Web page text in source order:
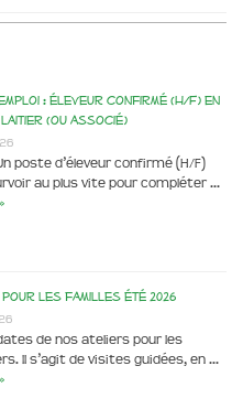
: éleveur confirmé (H/F) en
(ou associé)
poste d’éleveur confirmé (H/F)
au plus vite pour compléter …
les familles été 2026
de nos ateliers pour les
Il s’agit de visites guidées, en …